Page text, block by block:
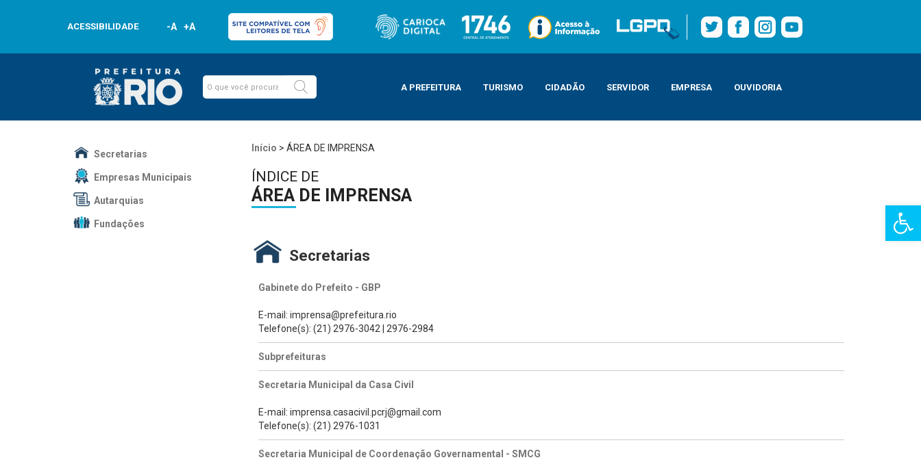
Barra de
ACESSIBILIDADE -A +A
A PREFEITURA TURISMO CIDADÃO SERVIDOR EMPRESA OUVIDORIA
Início > ÁREA DE IMPRENSA
ÍNDICE DE
ÁREA DE IMPRENSA
Secretarias
Empresas Municipais
Autarquias
Fundações
Secretarias
Gabinete do Prefeito - GBP
E-mail: imprensa@prefeitura.rio
Telefone(s): (21) 2976-3042 | 2976-2984
Subprefeituras
Secretaria Municipal da Casa Civil
E-mail: imprensa.casacivil.pcrj@gmail.com
Telefone(s): (21) 2976-1031
Secretaria Municipal de Coordenação Governamental - SMCG